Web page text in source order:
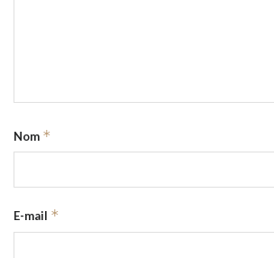
Nom *
E-mail *